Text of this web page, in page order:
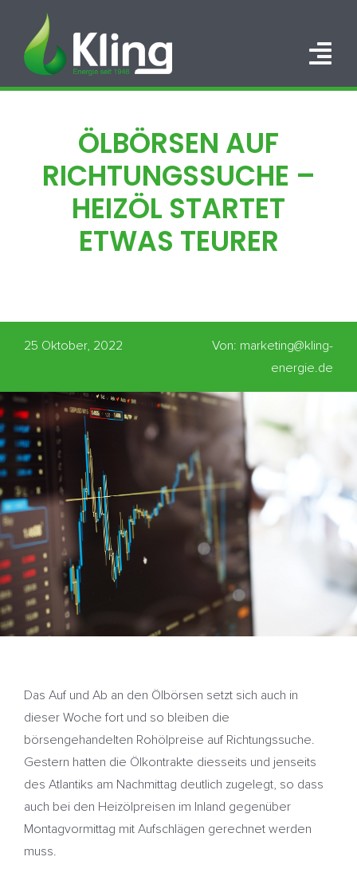
springen
ÜBER UNS
ÖLBÖRSEN AUF
RICHTUNGSSUCHE –
HEIZÖL STARTET
ETWAS TEURER
25 Oktober, 2022
Von: marketing@kling-
energie.de
Das Auf und Ab an den Ölbörsen setzt sich auch in
dieser Woche fort und so bleiben die
börsengehandelten Rohölpreise auf Richtungssuche.
Gestern hatten die Ölkontrakte diesseits und jenseits
des Atlantiks am Nachmittag deutlich zugelegt, so dass
auch bei den Heizölpreisen im Inland gegenüber
Montagvormittag mit Aufschlägen gerechnet werden
muss.